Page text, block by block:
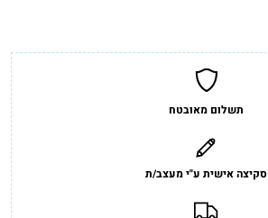
תשלום מאובטח
סקיצה אישית ע"י מעצב/ת